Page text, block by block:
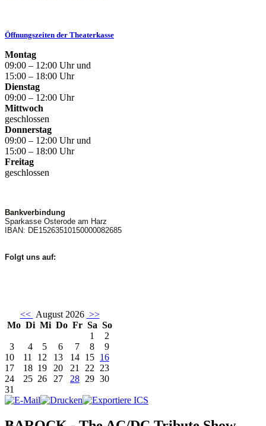
Öffnungszeiten der Theaterkasse
Montag
09:00 – 12:00 Uhr und
15:00 – 18:00 Uhr
Dienstag
09:00 – 12:00 Uhr
Mittwoch
geschlossen
Donnerstag
09:00 – 12:00 Uhr und
15:00 – 18:00 Uhr
Freitag
geschlossen
Bankverbindung
Sparkasse Osterode am Harz
IBAN: DE15263510150000082685
Folgt uns auf:
<< August 2026 >>
Mo Di Mi Do Fr Sa So
1
2
3
4 5 6 7 8
9
10
11 12 13 14 15 16
17
18 19 20 21 22 23
24
25 26 27 28 29 30
31